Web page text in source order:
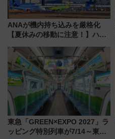
ANAが機内持ち込みを厳格化
【夏休みの移動に注意！】ハン
「身の回り品」新サイズ制限
(40×30×20cm)おさらい
東急「GREEN×EXPO 2027」ラ
ッピング特別列車が7/14～東